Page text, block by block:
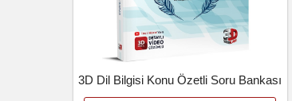
3D Dil Bilgisi Konu Özetli Soru Bankası